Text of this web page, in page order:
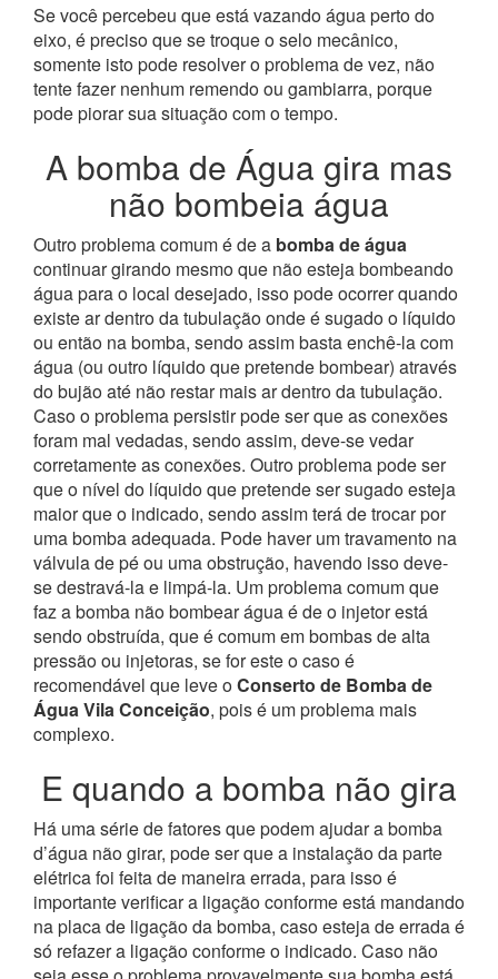
Se você percebeu que está vazando água perto do
eixo, é preciso que se troque o selo mecânico,
somente isto pode resolver o problema de vez, não
tente fazer nenhum remendo ou gambiarra, porque
pode piorar sua situação com o tempo.
A bomba de Água gira mas
não bombeia água
Outro problema comum é de a bomba de água
continuar girando mesmo que não esteja bombeando
água para o local desejado, isso pode ocorrer quando
existe ar dentro da tubulação onde é sugado o líquido
ou então na bomba, sendo assim basta enchê-la com
água (ou outro líquido que pretende bombear) através
do bujão até não restar mais ar dentro da tubulação.
Caso o problema persistir pode ser que as conexões
foram mal vedadas, sendo assim, deve-se vedar
corretamente as conexões. Outro problema pode ser
que o nível do líquido que pretende ser sugado esteja
maior que o indicado, sendo assim terá de trocar por
uma bomba adequada. Pode haver um travamento na
válvula de pé ou uma obstrução, havendo isso deve-
se destravá-la e limpá-la. Um problema comum que
faz a bomba não bombear água é de o injetor está
sendo obstruída, que é comum em bombas de alta
pressão ou injetoras, se for este o caso é
recomendável que leve oConserto de Bomba de
Água Vila Conceição, pois é um problema mais
complexo.
E quando a bomba não gira
Há uma série de fatores que podem ajudar a bomba
d’água não girar, pode ser que a instalação da parte
elétrica foi feita de maneira errada, para isso é
importante verificar a ligação conforme está mandando
na placa de ligação da bomba, caso esteja de errada é
só refazer a ligação conforme o indicado. Caso não